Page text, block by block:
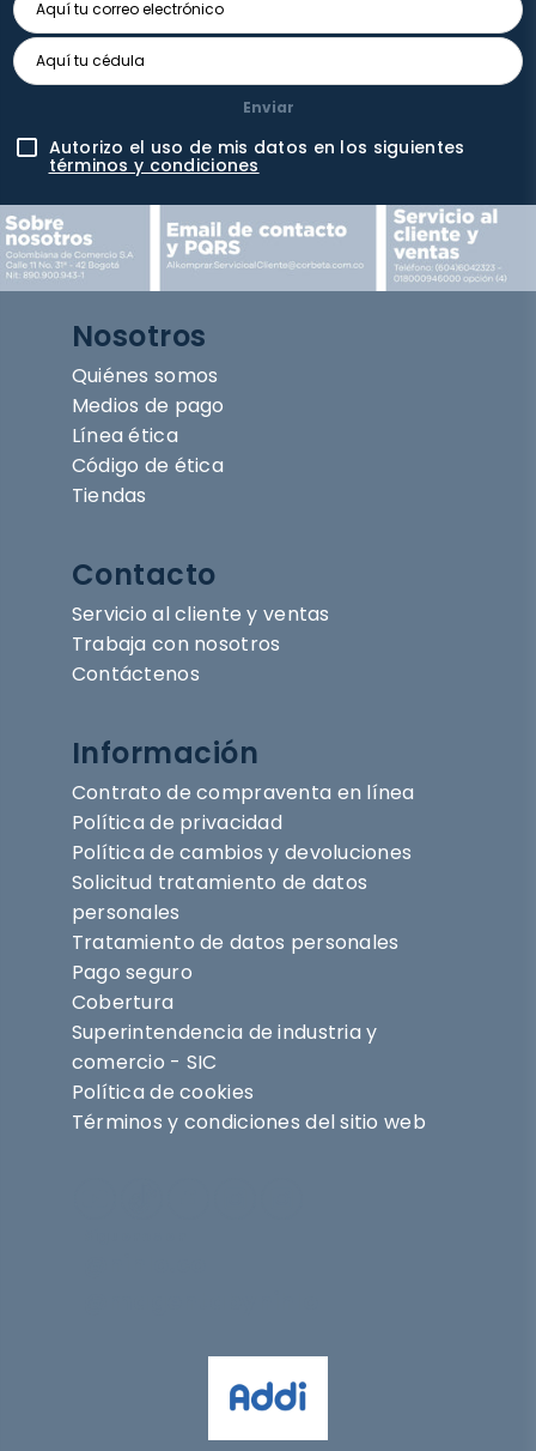
Enviar
Autorizo el uso de mis datos en los siguientes
términos y condiciones
Nosotros
Quiénes somos
Medios de pago
Línea ética
Código de ética
Tiendas
Contacto
Servicio al cliente y ventas
Trabaja con nosotros
Contáctenos
Información
Contrato de compraventa en línea
Política de privacidad
Política de cambios y devoluciones
Solicitud tratamiento de datos
personales
Tratamiento de datos personales
Pago seguro
Cobertura
Superintendencia de industria y
comercio - SIC
Política de cookies
Términos y condiciones del sitio web